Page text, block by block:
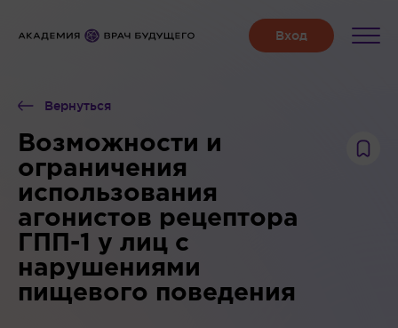
Вернуться
Возможности и
ограничения
использования
агонистов рецептора
ГПП-1 у лиц с
нарушениями
пищевого поведения